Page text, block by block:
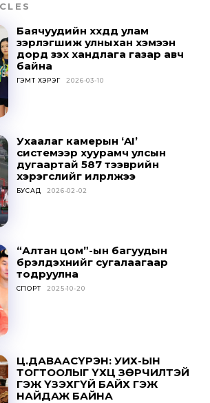
Баячуудийн хүүхдүүд улам
зэрлэгшиж улныхан хэмээн
дорд үзэх хандлага газар авч
байна
ГЭМТ ХЭРЭГ 2026-03-10
Ухаалаг камерын ‘AI’
системээр хуурамч улсын
дугаартай 587 тээврийн
хэрэгслийг илрүүлжээ
БУСАД 2026-02-02
“Алтан цом”-ын багуудын
бүрэлдэхүүнийг сугалаагаар
тодруулна
СПОРТ 2025-10-20
Ц.ДАВААСҮРЭН: УИХ-ЫН
ТОГТООЛЫГ ҮХЦ ЗӨРЧИЛТЭЙ
ГЭЖ ҮЗЭХГҮЙ БАЙХ ГЭЖ
НАЙДАЖ БАЙНА